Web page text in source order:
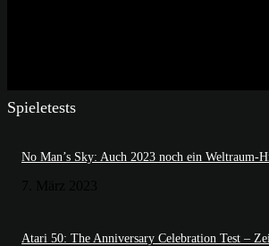
Spieletests
No Man’s Sky: Auch 2023 noch ein Weltraum-
Atari 50: The Anniversary Celebration Test –